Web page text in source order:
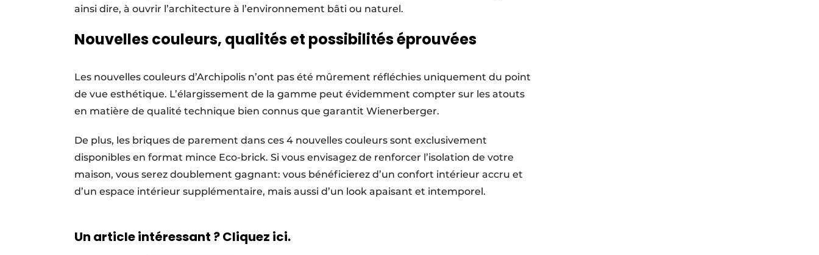
ainsi dire, à ouvrir l’architecture à l’environnement bâti ou naturel.
Nouvelles couleurs, qualités et possibilités éprouvées
Les nouvelles couleurs d’Archipolis n’ont pas été mûrement réfléchies uniquement du point
de vue esthétique. L’élargissement de la gamme peut évidemment compter sur les atouts
en matière de qualité technique bien connus que garantit Wienerberger.
De plus, les briques de parement dans ces 4 nouvelles couleurs sont exclusivement
disponibles en format mince Eco-brick. Si vous envisagez de renforcer l’isolation de votre
maison, vous serez doublement gagnant: vous bénéficierez d’un confort intérieur accru et
d’un espace intérieur supplémentaire, mais aussi d’un look apaisant et intemporel.
Un article intéressant ? Cliquez ici.